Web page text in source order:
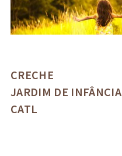
CRECHE
JARDIM DE INFÂNCIA
CATL